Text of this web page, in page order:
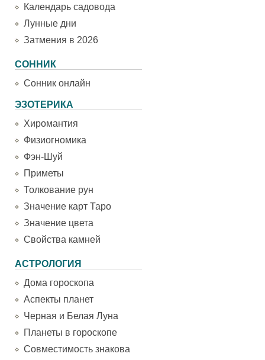
Календарь садовода
Лунные дни
Затмения в 2026
СОННИК
Сонник онлайн
ЭЗОТЕРИКА
Хиромантия
Физиогномика
Фэн-Шуй
Приметы
Толкование рун
Значение карт Таро
Значение цвета
Свойства камней
АСТРОЛОГИЯ
Дома гороскопа
Аспекты планет
Черная и Белая Луна
Планеты в гороскопе
Совместимость знакова